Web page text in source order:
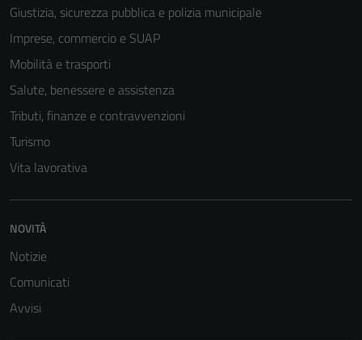
Giustizia, sicurezza pubblica e polizia municipale
Imprese, commercio e SUAP
Mobilità e trasporti
Salute, benessere e assistenza
Tributi, finanze e contravvenzioni
Turismo
Vita lavorativa
NOVITÀ
Notizie
Comunicati
Avvisi